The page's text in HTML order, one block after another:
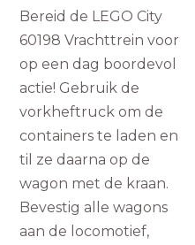
Bereid de LEGO City
60198 Vrachttrein voor
op een dag boordevol
actie! Gebruik de
vorkheftruck om de
containers te laden en
til ze daarna op de
wagon met de kraan.
Bevestig alle wagons
aan de locomotief,